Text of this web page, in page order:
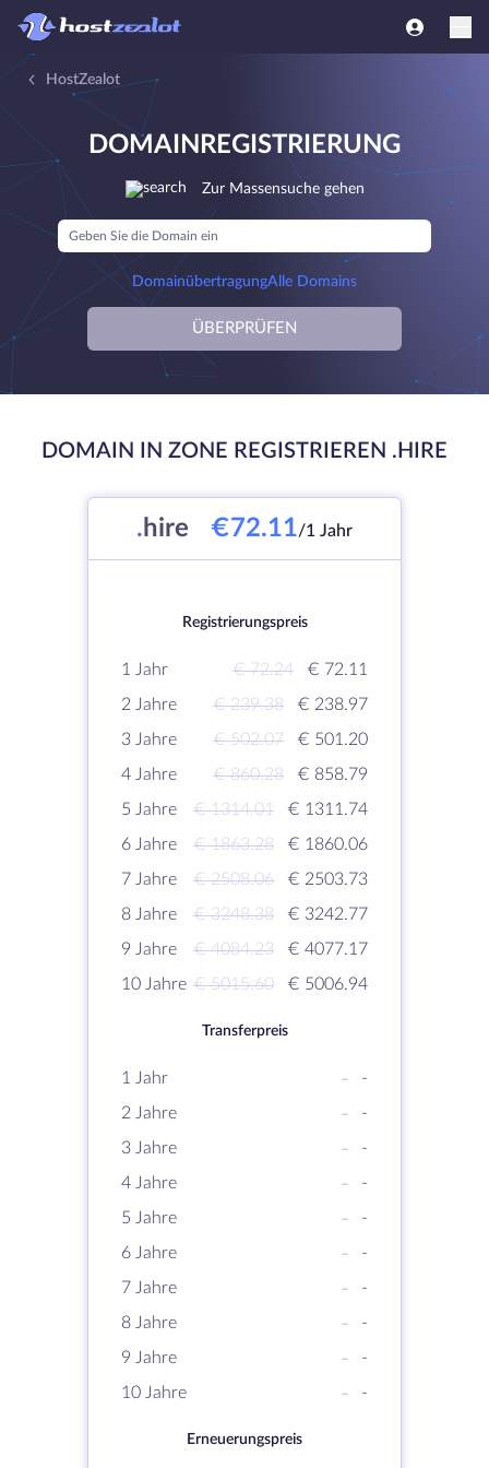
HostZealot
DOMAINREGISTRIERUNG
Zur Massensuche gehen
DomainübertragungAlle Domains
ÜBERPRÜFEN
DOMAIN IN ZONE REGISTRIEREN .HIRE
. hire €72.11/1 Jahr
Registrierungspreis
1 Jahr € 72.24
€ 72.11
2 Jahre
€ 239.38
€ 238.97
3 Jahre
€ 502.07
€ 501.20
4 Jahre
€ 860.28
€ 858.79
5 Jahre
€ 1314.01
€ 1311.74
6 Jahre
€ 1863.28
€ 1860.06
7 Jahre
€ 2508.06
€ 2503.73
8 Jahre
€ 3248.38
€ 3242.77
9 Jahre
€ 4084.23
€ 4077.17
10 Jahre € 5015.60 € 5006.94
Transferpreis
1 Jahr -
-
2 Jahre
-
-
3 Jahre
-
-
4 Jahre
-
-
5 Jahre
-
-
6 Jahre
-
-
7 Jahre
-
-
8 Jahre
-
-
9 Jahre
-
-
10 Jahre
- -
Erneuerungspreis